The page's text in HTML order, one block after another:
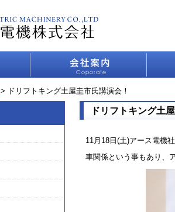
> ドリフトキング土屋圭市氏講演会！
ドリフトキング土
11月18日(土)アース電機
車関係という事もあり、